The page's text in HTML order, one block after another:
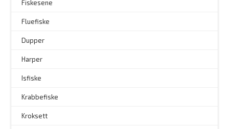
Fiskesene
Fluefiske
Dupper
Harper
Isfiske
Krabbefiske
Kroksett